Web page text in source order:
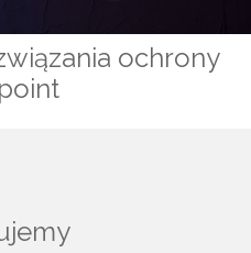
ochrony